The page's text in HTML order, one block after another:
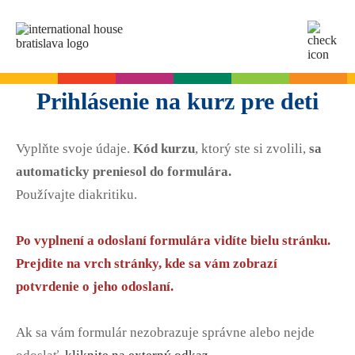
SK
Pre dospelých
Angličtina
Slovenčina
Nemčina
Španielčina
Francúzština
Ruština
Pre deti
Angličtina
Leto s angličtinou pre tínedžerov
Cambridge skúšky
O A2 skúške zo slovenčiny
Príprava na skúšku
Angličtina na ZŠ - Start Right
Pre firmy
Prihlásenie na kurz pre deti
Vyplňte svoje údaje. Kód kurzu, ktorý ste si zvolili, sa
automaticky preniesol do formulára.
Používajte diakritiku.
Po vyplnení a odoslaní formulára vidíte bielu stránku.
Prejdite na vrch stránky, kde sa vám zobrazí
potvrdenie o jeho odoslaní.
Ak sa vám formulár nezobrazuje správne alebo nejde